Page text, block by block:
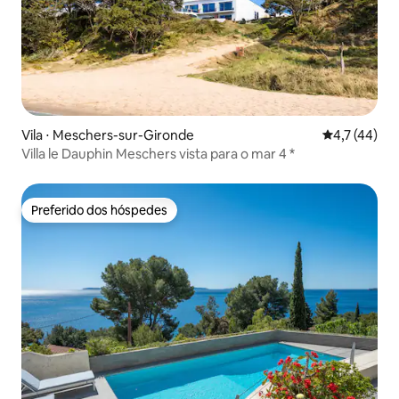
Vila ⋅ Meschers-sur-Gironde 4,7 de uma
4,7 (44)
Villa le Dauphin Meschers vista para o mar 4 *
Preferido dos hóspedes
Preferido dos hóspedes